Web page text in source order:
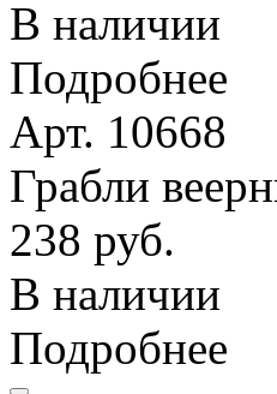
В наличии
Подробнее
Арт. 10668
Грабли
238 руб.
В наличии
Подробнее